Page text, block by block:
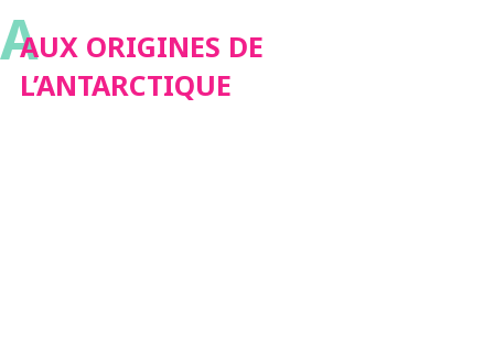
AAUX ORIGINES DE
L’ANTARCTIQUE